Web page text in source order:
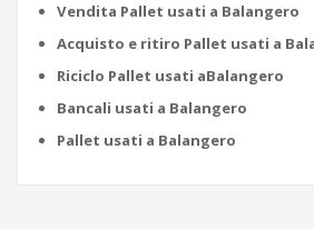
Vendita Pallet usati a Balangero
Acquisto e ritiro Pallet usati a
Riciclo Pallet usati aBalangero
Bancali usati a Balangero
Pallet usati a Balangero